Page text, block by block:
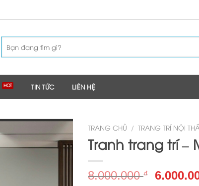
kiếm:
TIN TỨC LIÊN HỆ
TRANG CHỦ / TRANG TRÍ NỘI
Tranh trang trí –
8.000.000₫
Giá